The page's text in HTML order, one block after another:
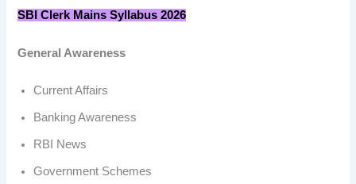
SBI Clerk Mains Syllabus 2026
General Awareness
Current Affairs
Banking Awareness
RBI News
Government Schemes